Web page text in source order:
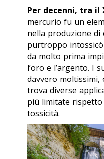
Per decenni, tra il
mercurio fu un
nella produzione di
purtroppo
da molto prima
l’oro e l’argento. I
davvero
trova diverse
più limitate rispetto
tossicità.